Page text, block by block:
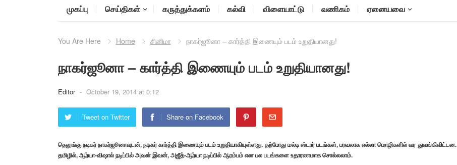
முகப்பு செய்திகள் கருத்துக்களம் கல்வி விளையாட்டு வணிகம் ஏனையவை
You Are Here Home சினிமா நாகர்ஜூனா – கார்த்தி இணையும் படம் உறுதியானது!
நாகர்ஜூனா – கார்த்தி இணையும் படம் உறுதியானது!
Editor - October 19, 2014 at 0:12
Tweet on Twitter Share on Facebook
தெலுங்கு நடிகர் நாகர்ஜூனாவுடன், நடிகர் கார்த்தி இணையும் படம் உறுதியாகியுள்ளது. தற்போது மல்டி ஸ்டார் படங்கள், பரவலாக எல்லா மொழிகளில் வர துவங்கிவிட்டன.
தமிழில், ஆர்யா-விஷால் நடிப்பில் அவன் இவன், அஜீத்-ஆர்யா நடிப்பில் ஆரம்பம் என பல படங்களை உதாரணமாக சொல்லலாம்.